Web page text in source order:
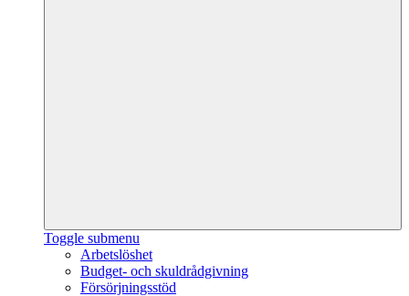
Toggle submenu
Arbetslöshet
Budget- och skuldrådgivning
Försörjningsstöd